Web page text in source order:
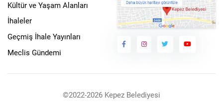
Kültür ve Yaşam Alanları
İhaleler
Geçmiş İhale Yayınları
Meclis Gündemi
©2022-2026 Kepez Belediyesi